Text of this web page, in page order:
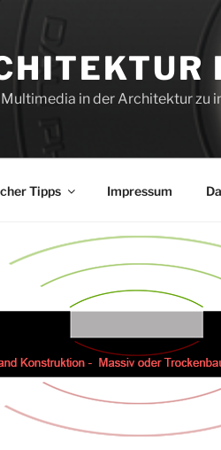
in der Architektur zu
Tipps Impressum